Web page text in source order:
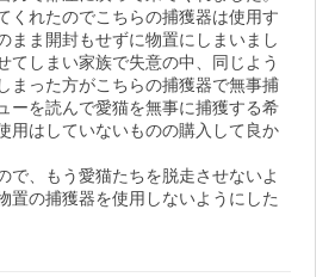
くれたのでこちらの捕獲器は使用す
まま開封もせずに物置にしまいまし
てしまい家族で失意の中、同じよう
まった方がこちらの捕獲器で無事捕
ーを読んで愛猫を無事に捕獲する希
用はしていないものの購入して良か
で、もう愛猫たちを脱走させないよ
置の捕獲器を使用しないようにした